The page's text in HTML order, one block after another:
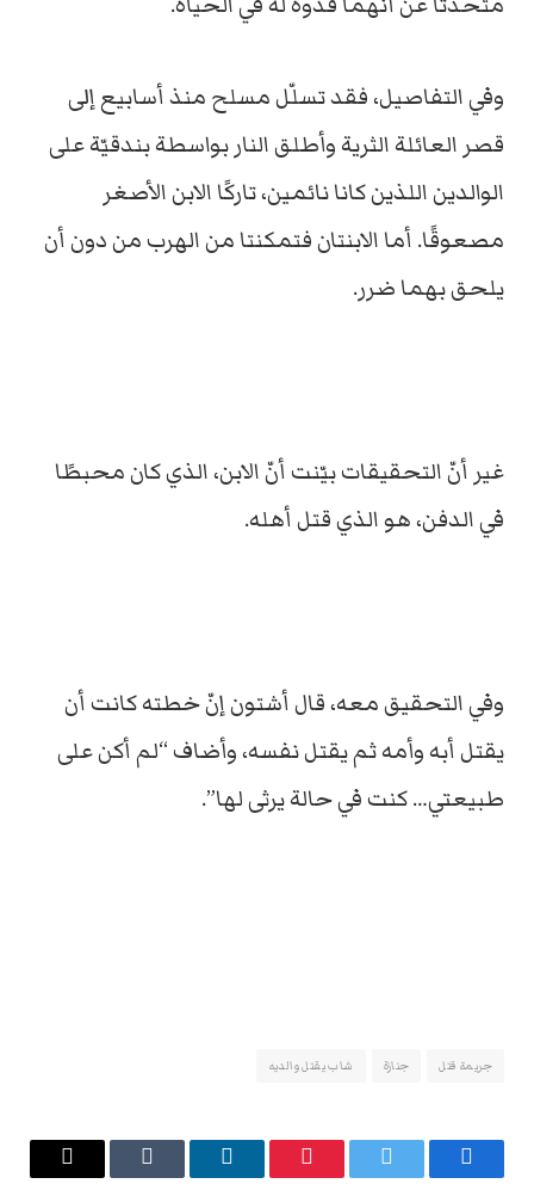
وفي التفاصيل، فقد تسلّل مسلح منذ أسابيع إلى
قصر العائلة الثرية وأطلق النار بواسطة بندقيّة على
الوالدين اللذين كانا نائمين، تاركًا الابن الأصغر
مصعوقًا. أما الابنتان فتمكنتا من الهرب من دون أن
يلحق بهما ضرر.
غير أنّ التحقيقات بيّنت أنّ الابن، الذي كان محبطًا
في الدفن، هو الذي قتل أهله.
وفي التحقيق معه، قال أشتون إنّ خطته كانت أن
يقتل أبه وأمه ثم يقتل نفسه، وأضاف “لم أكن على
طبيعتي… كنت في حالة يرثى لها”.
جريمة قتل جنازة شاب يقتل والديه
فيسبوك تويتر بينتيريستلينكدإن Tumblr البريد